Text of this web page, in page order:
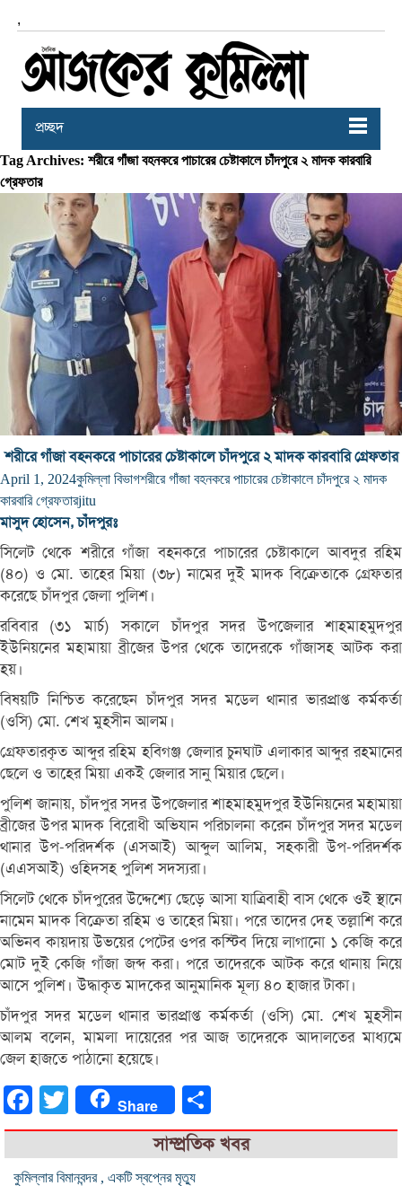
,
প্রচ্ছদ
Tag Archives: শরীরে গাঁজা বহনকরে পাচারের চেষ্টাকালে চাঁদপুরে ২ মাদক কারবারি
গ্রেফতার
শরীরে গাঁজা বহনকরে পাচারের চেষ্টাকালে চাঁদপুরে ২ মাদক কারবারি গ্রেফতার
April 1, 2024কুমিল্লা বিভাগশরীরে গাঁজা বহনকরে পাচারের চেষ্টাকালে চাঁদপুরে ২ মাদক
কারবারি গ্রেফতারjitu
মাসুদ হোসেন, চাঁদপুরঃ
সিলেট থেকে শরীরে গাঁজা বহনকরে পাচারের চেষ্টাকালে আবদুর রহিম
(৪০) ও মো. তাহের মিয়া (৩৮) নামের দুই মাদক বিক্রেতাকে গ্রেফতার
করেছে চাঁদপুর জেলা পুলিশ।
রবিবার (৩১ মার্চ) সকালে চাঁদপুর সদর উপজেলার শাহমাহমুদপুর
ইউনিয়নের মহামায়া ব্রীজের উপর থেকে তাদেরকে গাঁজাসহ আটক করা
হয়।
বিষয়টি নিশ্চিত করেছেন চাঁদপুর সদর মডেল থানার ভারপ্রাপ্ত কর্মকর্তা
(ওসি) মো. শেখ মুহসীন আলম।
গ্রেফতারকৃত আব্দুর রহিম হবিগঞ্জ জেলার চুনঘাট এলাকার আব্দুর রহমানের
ছেলে ও তাহের মিয়া একই জেলার সানু মিয়ার ছেলে।
পুলিশ জানায়, চাঁদপুর সদর উপজেলার শাহমাহমুদপুর ইউনিয়নের মহামায়া
ব্রীজের উপর মাদক বিরোধী অভিযান পরিচালনা করেন চাঁদপুর সদর মডেল
থানার উপ-পরিদর্শক (এসআই) আব্দুল আলিম, সহকারী উপ-পরিদর্শক
(এএসআই) ওহিদসহ পুলিশ সদস্যরা।
সিলেট থেকে চাঁদপুরের উদ্দেশ্যে ছেড়ে আসা যাত্রিবাহী বাস থেকে ওই স্থানে
নামেন মাদক বিক্রেতা রহিম ও তাহের মিয়া। পরে তাদের দেহ তল্লাশি করে
অভিনব কায়দায় উভয়ের পেটের ওপর কস্টিব দিয়ে লাগানো ১ কেজি করে
মোট দুই কেজি গাঁজা জব্দ করা। পরে তাদেরকে আটক করে থানায় নিয়ে
আসে পুলিশ। উদ্ধাকৃত মাদকের আনুমানিক মূল্য ৪০ হাজার টাকা।
চাঁদপুর সদর মডেল থানার ভারপ্রাপ্ত কর্মকর্তা (ওসি) মো. শেখ মুহসীন
আলম বলেন, মামলা দায়েরের পর আজ তাদেরকে আদালতের মাধ্যমে
জেল হাজতে পাঠানো হয়েছে।
FacebookTwitter Share
সাম্প্রতিক খবর
কুমিল্লার বিমানবন্দর , একটি স্বপ্নের মৃত্যু